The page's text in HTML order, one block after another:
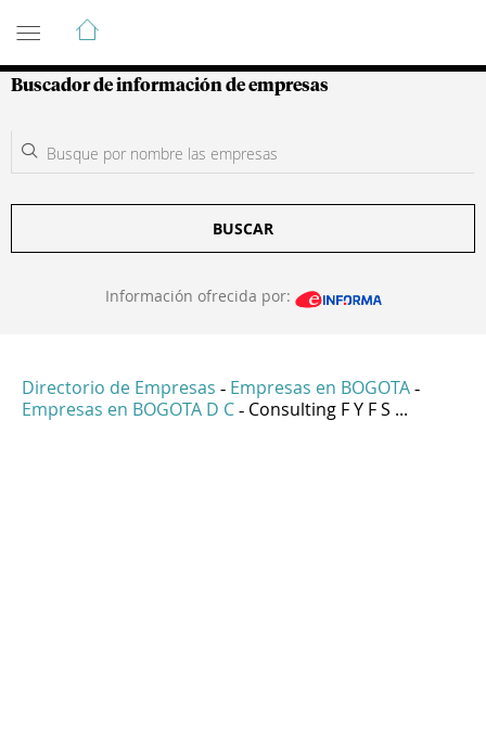
Guía de Empresas Colombianas
Buscador de información de empresas
BUSCAR
Información ofrecida por:
Directorio de Empresas - Empresas en BOGOTA -
Empresas en BOGOTA D C - Consulting F Y F S ...